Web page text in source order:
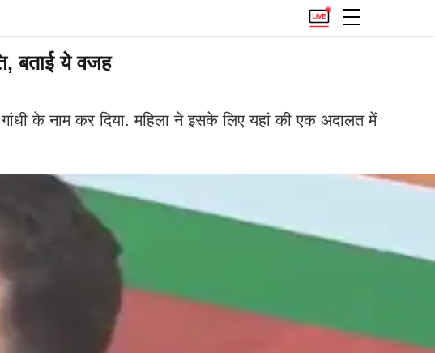
बताई ये वजह
गांधी के नाम कर दिया. महिला ने इसके लिए यहां की एक अदालत में